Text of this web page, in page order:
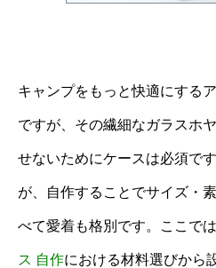
キャンプをもっと快適にする
ですが、その繊細なガラスホ
せないためにケースは必須で
が、自作することでサイズ・
べて愛着も格別です。ここでは
ス 自作における材料選びから